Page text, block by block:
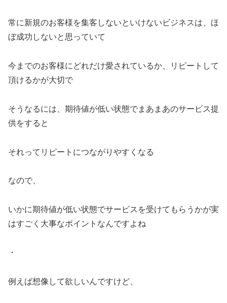
常に新規のお客様を集客しないといけないビジネスは、ほ
ぼ成功しないと思っていて
今までのお客様にどれだけ愛されているか、リピートして
頂けるかが大切で
そうなるには、期待値が低い状態でまあまあのサービス提
供をすると
それってリピートにつながりやすくなる
なので、
いかに期待値が低い状態でサービスを受けてもらうかが実
はすごく大事なポイントなんですよね
・
例えば想像して欲しいんですけど、